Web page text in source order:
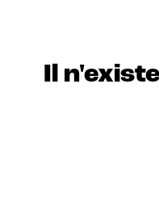
Il